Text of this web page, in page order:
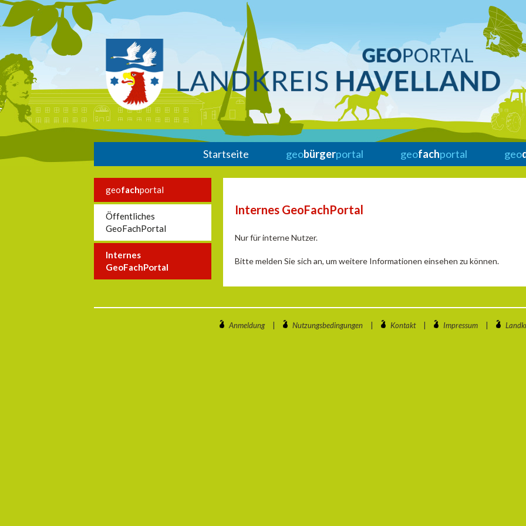
Startseite geobürgerportal geofachportal geo
geofachportal
Öffentliches
GeoFachPortal
Internes
GeoFachPortal
Internes GeoFachPortal
Nur für interne Nutzer.
Bitte melden Sie sich an, um weitere Informationen einsehen zu können.
Anmeldung Nutzungsbedingungen Kontakt Impressum